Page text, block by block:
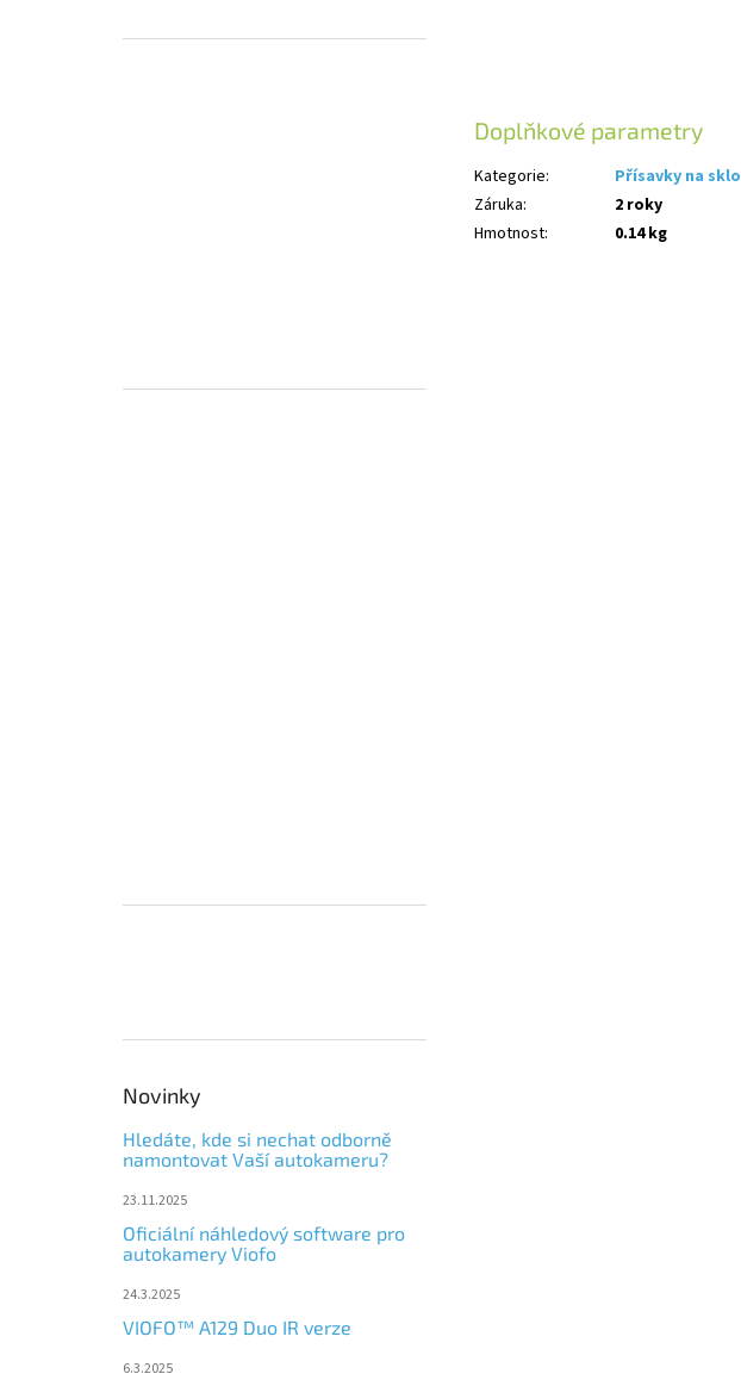
Novinky
Hledáte, kde si nechat odborně
namontovat Vaší autokameru?
23.11.2025
Oficiální náhledový software pro
autokamery Viofo
24.3.2025
VIOFO™ A129 Duo IR verze
6.3.2025
Doplňkové parametry
Kategorie:
Přísavky na sklo
Záruka:
2 roky
Hmotnost: 0.14 kg